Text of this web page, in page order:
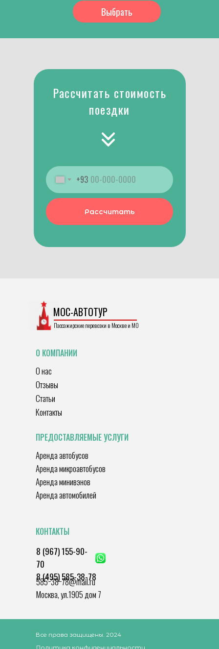
Выбрать
Рассчитать стоимость
поездки
+93
Рассчитать
585−38−78@mail.ru
Москва, ул.1905 дом 7
КОНТАКТЫ
8 (967) 155-90-
70
8 (495) 585-38-78
ПРЕДОСТАВЛЯЕМЫЕ УСЛУГИ
О КОМПАНИИ
Аренда автобусов
Аренда микроавтобусов
Аренда минивэнов
Аренда автомобилей
О нас
Отзывы
Статьи
Контакты
МОС-АВТОТУР
Пассажирские перевозки в Москве и МО
Политика конфиденциальности
Все права защищены. 2024